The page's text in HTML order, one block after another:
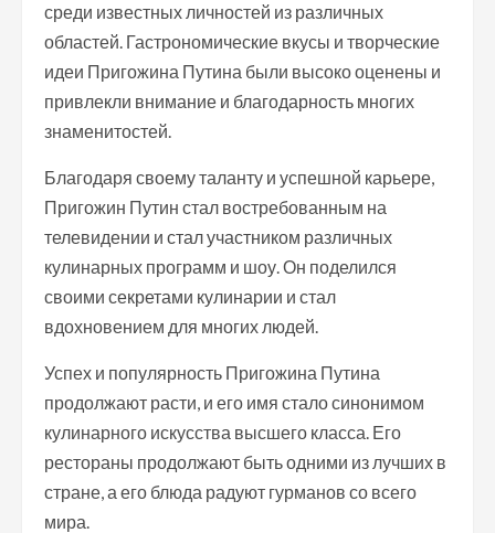
среди известных личностей из различных
областей. Гастрономические вкусы и творческие
идеи Пригожина Путина были высоко оценены и
привлекли внимание и благодарность многих
знаменитостей.
Благодаря своему таланту и успешной карьере,
Пригожин Путин стал востребованным на
телевидении и стал участником различных
кулинарных программ и шоу. Он поделился
своими секретами кулинарии и стал
вдохновением для многих людей.
Успех и популярность Пригожина Путина
продолжают расти, и его имя стало синонимом
кулинарного искусства высшего класса. Его
рестораны продолжают быть одними из лучших в
стране, а его блюда радуют гурманов со всего
мира.